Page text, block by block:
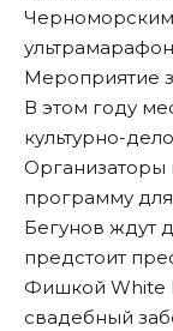
Черноморским
Мероприятие
В этом году
культурно-
Организаторы
программу
Бегунов ждут
предстоит
Фишкой White
свадебный